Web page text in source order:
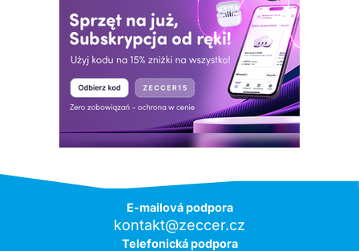
E-mailová podpora
kontakt@zeccer.cz
Telefonická podpora